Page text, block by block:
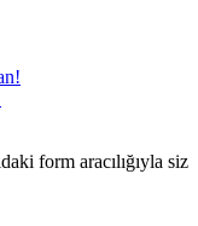
form aracılığıyla siz